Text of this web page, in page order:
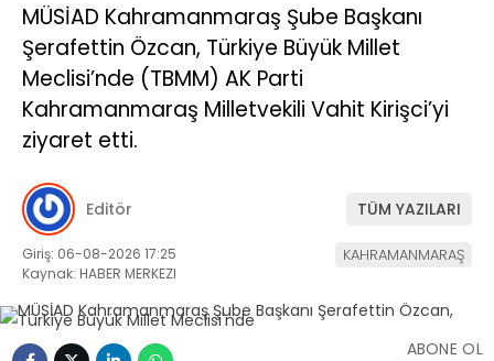
MÜSİAD Kahramanmaraş Şube Başkanı
Şerafettin Özcan, Türkiye Büyük Millet
Meclisi’nde (TBMM) AK Parti
Kahramanmaraş Milletvekili Vahit Kirişci’yi
ziyaret etti.
Editör TÜM YAZILARI
Giriş: 06-08-2026 17:25
Kaynak: HABER MERKEZI
KAHRAMANMARAŞ
ABONE OL